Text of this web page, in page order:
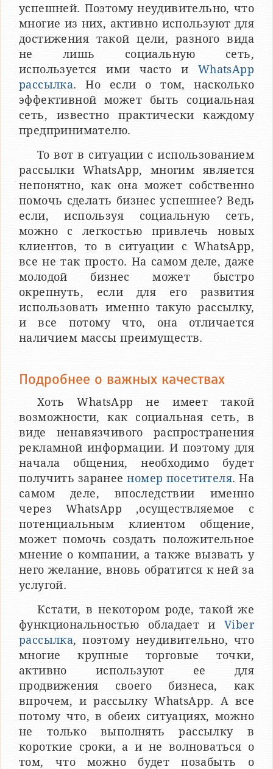
успешней. Поэтому неудивительно, что
многие из них, активно используют для
достижения такой цели, разного вида
не лишь социальную сеть,
используется ими часто и WhatsApp
рассылка. Но если о том, насколько
эффективной может быть социальная
сеть, известно практически каждому
предпринимателю.
То вот в ситуации с использованием
рассылки WhatsApp, многим является
непонятно, как она может собственно
помочь сделать бизнес успешнее? Ведь
если, используя социальную сеть,
можно с легкостью привлечь новых
клиентов, то в ситуации с WhatsApp,
все не так просто. На самом деле, даже
молодой бизнес может быстро
окрепнуть, если для его развития
использовать именно такую рассылку,
и все потому что, она отличается
наличием массы преимуществ.
Подробнее о важных качествах
Хоть WhatsApp не имеет такой
возможности, как социальная сеть, в
виде ненавязчивого распространения
рекламной информации. И поэтому для
начала общения, необходимо будет
получить заранееномер посетителя. На
самом деле, впоследствии именно
через WhatsApp ,осуществляемое с
потенциальным клиентом общение,
может помочь создать положительное
мнение о компании, а также вызвать у
него желание, вновь обратится к ней за
услугой.
Кстати, в некотором роде, такой же
функциональностью обладает и Viber
рассылка, поэтому неудивительно, что
многие крупные торговые точки,
активно используют ее для
продвижения своего бизнеса, как
впрочем, и рассылку WhatsApp. А все
потому что, в обеих ситуациях, можно
не только выполнять рассылку в
короткие сроки, а и не волноваться о
том, что можно будет позабыть о